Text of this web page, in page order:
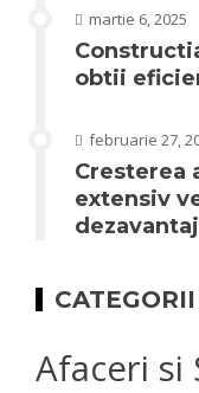
martie 6, 2025
obtii
februarie 27,
Cresterea
extensiv
CATEGORII
Afaceri si